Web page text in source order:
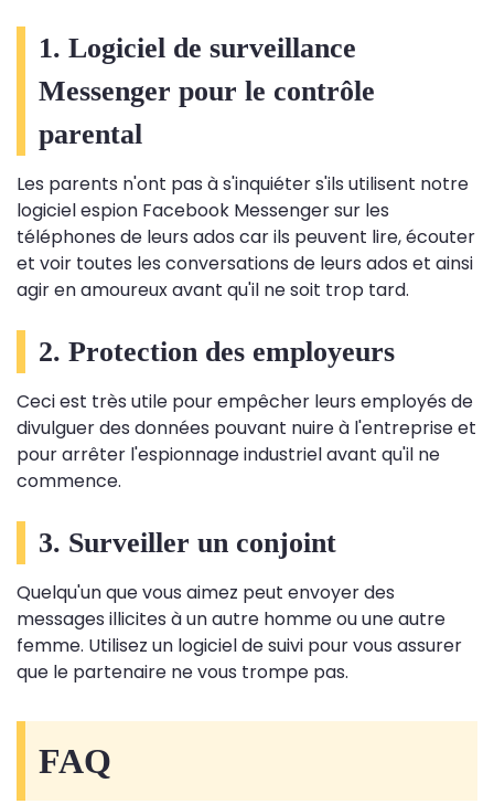
1. Logiciel de surveillance
Messenger pour le contrôle
parental
Les parents n'ont pas à s'inquiéter s'ils utilisent notre
logiciel espion Facebook Messenger sur les
téléphones de leurs ados car ils peuvent lire, écouter
et voir toutes les conversations de leurs ados et ainsi
agir en amoureux avant qu'il ne soit trop tard.
2. Protection des employeurs
Ceci est très utile pour empêcher leurs employés de
divulguer des données pouvant nuire à l'entreprise et
pour arrêter l'espionnage industriel avant qu'il ne
commence.
3. Surveiller un conjoint
Quelqu'un que vous aimez peut envoyer des
messages illicites à un autre homme ou une autre
femme. Utilisez un logiciel de suivi pour vous assurer
que le partenaire ne vous trompe pas.
FAQ